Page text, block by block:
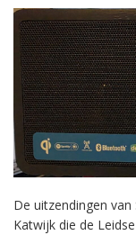
De uitzendingen
Katwijk die de